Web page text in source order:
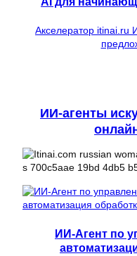
Акселератор itinai.ru
ИИ-агенты
ИИ-Агент по